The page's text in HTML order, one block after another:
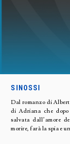
SINOSSI
Dal romanzo di
di Adriana che dopo
salvata dall’amore
morire, farà la spia e